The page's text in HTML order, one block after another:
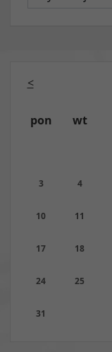
pon wt
3 4
10 11
17 18
24 25
31
<